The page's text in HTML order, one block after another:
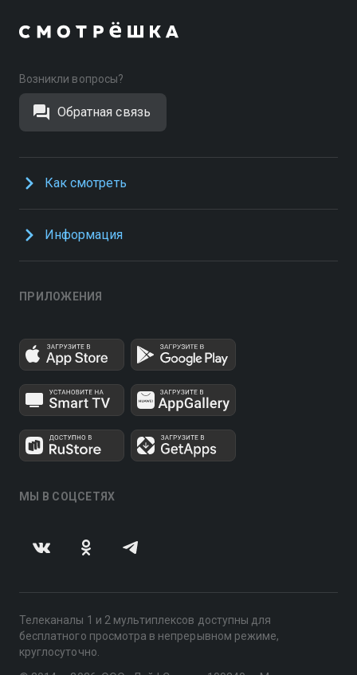
Возникли вопросы?
Обратная связь
Как смотреть
Информация
ПРИЛОЖЕНИЯ
МЫ В СОЦСЕТЯХ
Телеканалы 1 и 2 мультиплексов доступны для
бесплатного просмотра в непрерывном режиме,
круглосуточно.